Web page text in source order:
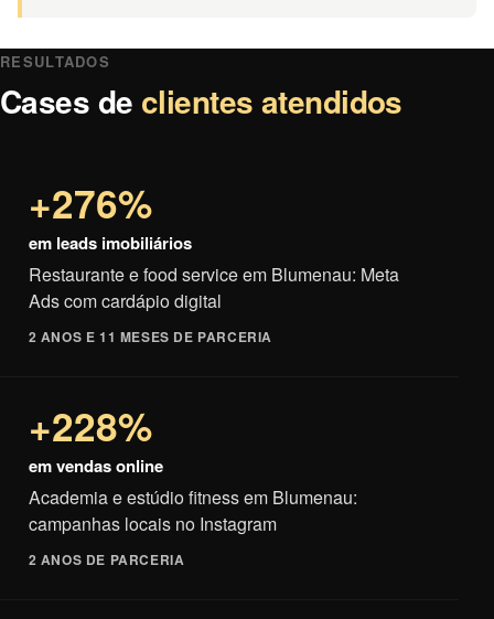
RESULTADOS
Cases de clientes atendidos
+276%
em leads imobiliários
Restaurante e food service em Blumenau: Meta
Ads com cardápio digital
2 ANOS E 11 MESES DE PARCERIA
+228%
em vendas online
Academia e estúdio fitness em Blumenau:
campanhas locais no Instagram
2 ANOS DE PARCERIA